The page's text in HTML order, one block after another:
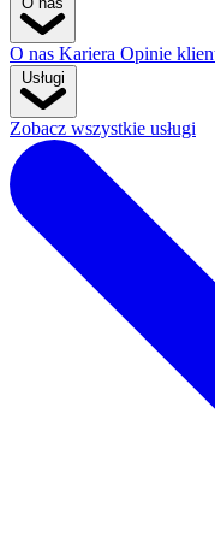
O nas Kariera Opinie
Zobacz wszystkie usługi